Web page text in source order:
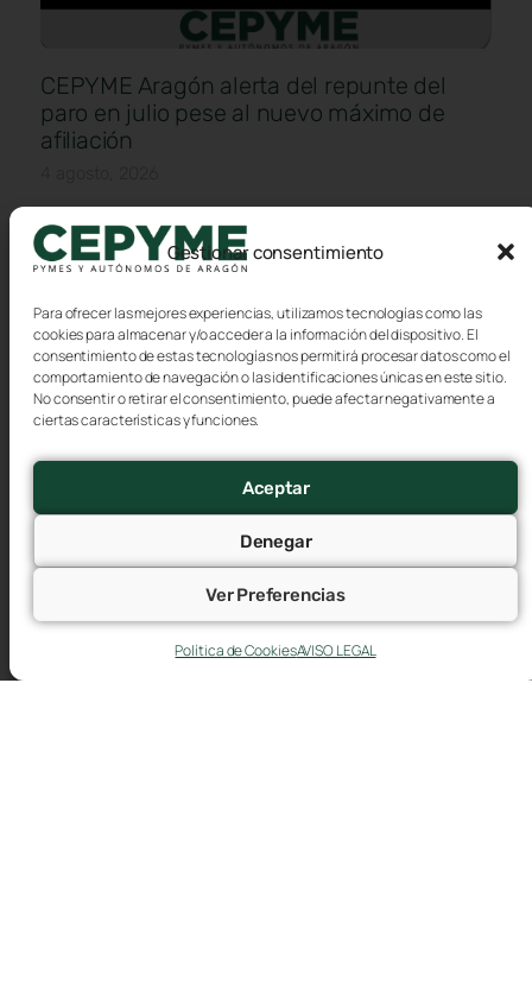
Gestionar consentimiento
Para ofrecer las mejores experiencias, utilizamos tecnologías como las
cookies para almacenar y/o acceder a la información del dispositivo. El
consentimiento de estas tecnologías nos permitirá procesar datos como el
comportamiento de navegación o las identificaciones únicas en este sitio.
No consentir o retirar el consentimiento, puede afectar negativamente a
ciertas características y funciones.
Aceptar
Denegar
Ver Preferencias
Política de CookiesAVISO LEGAL
CEPYME Aragón alerta del repunte del
paro en julio pese al nuevo máximo de
afiliación
laboral correspondientes al mes de julio ofrecen una
evolución desigual. Mientras la afiliación a la Seguridad
Calendario del contribuyente, Agosto 2026